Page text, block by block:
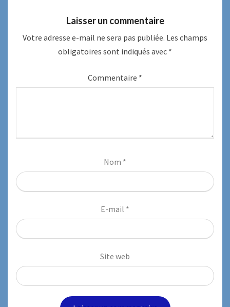
Laisser un commentaire
Votre adresse e-mail ne sera pas publiée. Les champs
obligatoires sont indiqués avec *
Commentaire *
Nom *
E-mail *
Site web